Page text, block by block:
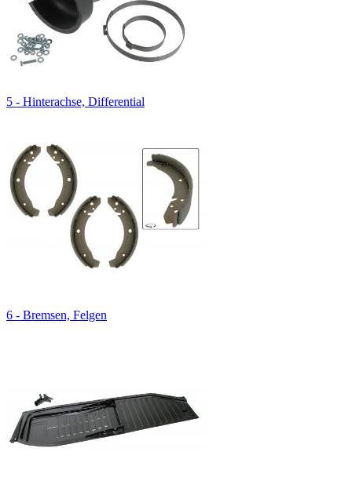
5 - Hinterachse, Differential
6 - Bremsen, Felgen